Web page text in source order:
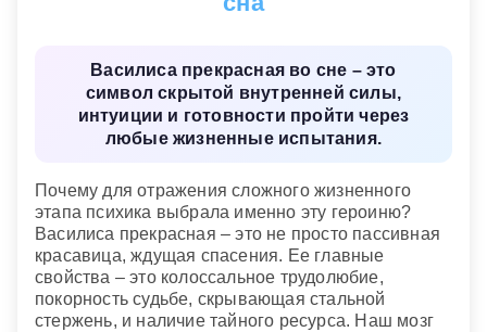
видеть Василису со стороны
Мужчине общаться с Василисой — сердце будет
разбито какой-то пока еще незнакомой дамой.
Новейший сонник
Василиса прекрасная во сне – это
символ скрытой внутренней силы,
интуиции и готовности пройти через
любые жизненные испытания.
Почему для отражения сложного жизненного
этапа психика выбрала именно эту героиню?
Василиса прекрасная – это не просто пассивная
красавица, ждущая спасения. Ее главные
свойства – это колоссальное трудолюбие,
покорность судьбе, скрывающая стальной
стержень, и наличие тайного ресурса. Наш мозг